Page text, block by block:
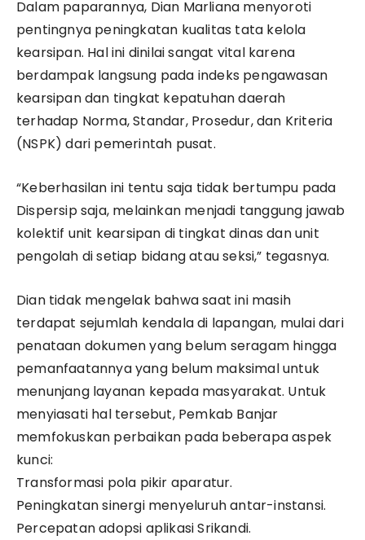
​Dalam paparannya, Dian Marliana menyoroti
pentingnya peningkatan kualitas tata kelola
kearsipan. Hal ini dinilai sangat vital karena
berdampak langsung pada indeks pengawasan
kearsipan dan tingkat kepatuhan daerah
terhadap Norma, Standar, Prosedur, dan Kriteria
(NSPK) dari pemerintah pusat.
​“Keberhasilan ini tentu saja tidak bertumpu pada
Dispersip saja, melainkan menjadi tanggung jawab
kolektif unit kearsipan di tingkat dinas dan unit
pengolah di setiap bidang atau seksi,” tegasnya.
​Dian tidak mengelak bahwa saat ini masih
terdapat sejumlah kendala di lapangan, mulai dari
penataan dokumen yang belum seragam hingga
pemanfaatannya yang belum maksimal untuk
menunjang layanan kepada masyarakat. Untuk
menyiasati hal tersebut, Pemkab Banjar
memfokuskan perbaikan pada beberapa aspek
kunci:
​Transformasi pola pikir aparatur.
​Peningkatan sinergi menyeluruh antar-instansi.
​Percepatan adopsi aplikasi Srikandi.